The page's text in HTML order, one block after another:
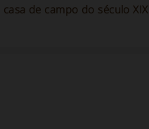
casa de campo do século